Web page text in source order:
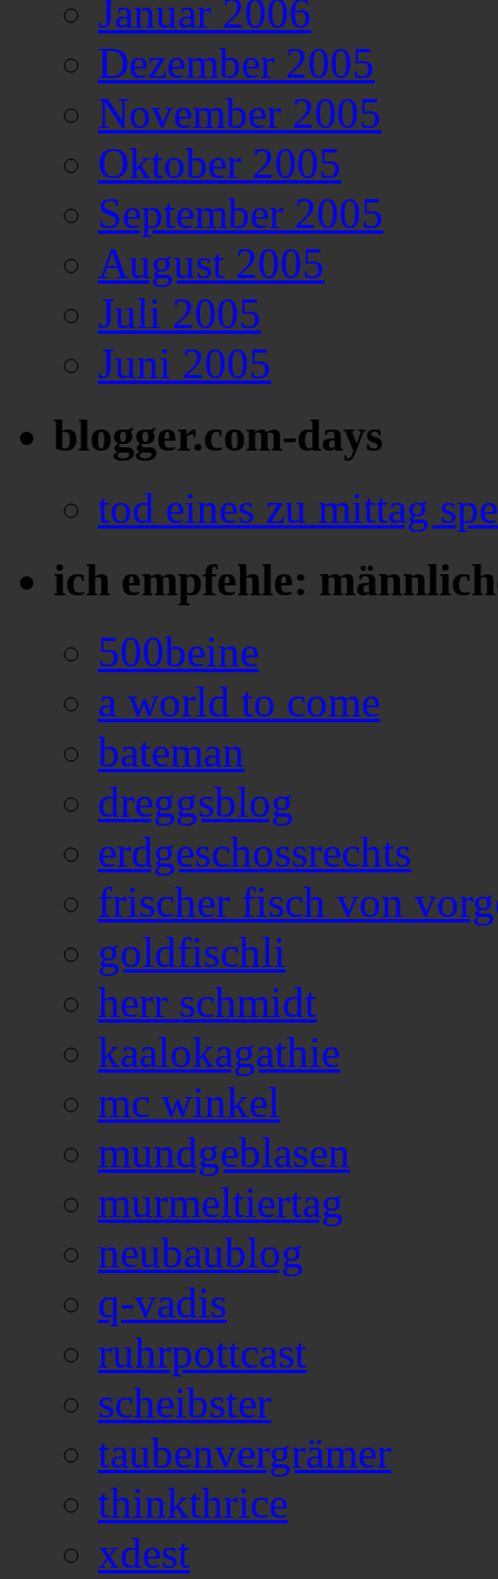
Januar 2006
Dezember 2005
November 2005
Oktober 2005
September 2005
August 2005
Juli 2005
Juni 2005
blogger.com-days
tod eines zu mittag
ich empfehle:
500beine
a world to come
bateman
dreggsblog
erdgeschossrechts
frischer fisch von
goldfischli
herr schmidt
kaalokagathie
mc winkel
mundgeblasen
murmeltiertag
neubaublog
q-vadis
ruhrpottcast
scheibster
taubenvergrämer
thinkthrice
xdest